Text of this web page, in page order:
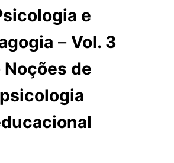
e
– Vol. 3
Noções de
psicologia